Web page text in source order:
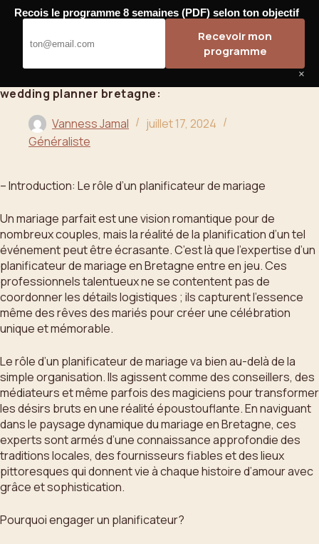
Passer
contenu
Bahoo
wedding planner bretagne:
Vanness Jamal
juillet 17, 2024
Généraliste
– Introduction: Le rôle d’un planificateur de mariage
Un mariage parfait est une vision romantique pour de
nombreux couples, mais la réalité de la planification d’un tel
événement peut être écrasante. C’est là que l’expertise d’un
planificateur de mariage en Bretagne entre en jeu. Ces
professionnels talentueux ne se contentent pas de
coordonner les détails logistiques ; ils capturent l’essence
même des rêves des mariés pour créer une célébration
unique et mémorable.
Le rôle d’un planificateur de mariage va bien au-delà de la
simple organisation. Ils agissent comme des conseillers, des
médiateurs et même parfois des magiciens pour transformer
les désirs bruts en une réalité époustouflante. En naviguant
dans le paysage dynamique du mariage en Bretagne, ces
experts sont armés d’une connaissance approfondie des
traditions locales, des fournisseurs fiables et des lieux
pittoresques qui donnent vie à chaque histoire d’amour avec
grâce et sophistication.
Pourquoi engager un planificateur?
Recois le programme 8 semaines (PDF) selon ton objectif
Recevoir mon
programme
×